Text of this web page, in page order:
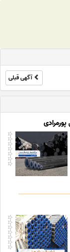
آگهی قبلی